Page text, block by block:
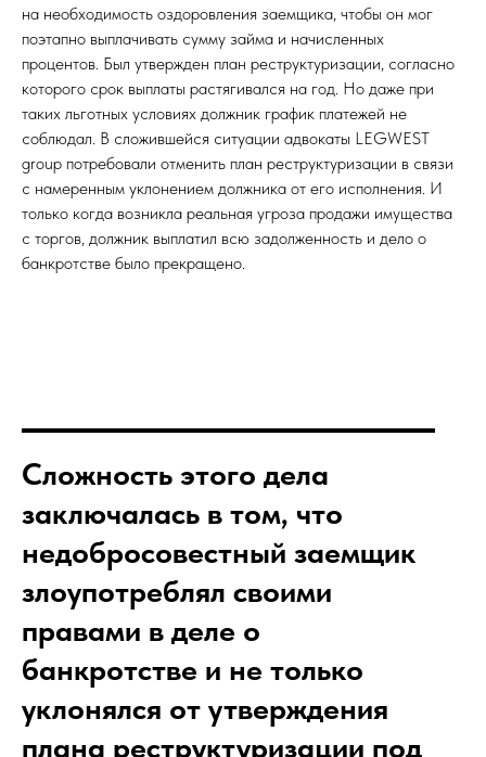
на необходимость оздоровления заемщика, чтобы он мог
поэтапно выплачивать сумму займа и начисленных
процентов. Был утвержден план реструктуризации, согласно
которого срок выплаты растягивался на год. Но даже при
таких льготных условиях должник график платежей не
соблюдал. В сложившейся ситуации адвокаты LEGWEST
group потребовали отменить план реструктуризации в связи
с намеренным уклонением должника от его исполнения. И
только когда возникла реальная угроза продажи имущества
с торгов, должник выплатил всю задолженность и дело о
банкротстве было прекращено.
Сложность этого дела
заключалась в том, что
недобросовестный заемщик
злоупотреблял своими
правами в деле о
банкротстве и не только
уклонялся от утверждения
плана реструктуризации под